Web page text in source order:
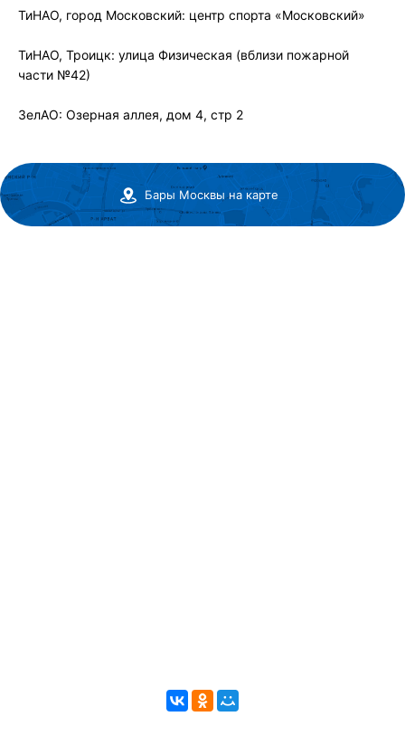
ТиНАО, город Московский: центр спорта «Московский»
ТиНАО, Троицк: улица Физическая (вблизи пожарной
части №42)
ЗелАО: Озерная аллея, дом 4, стр 2
Бары Москвы на карте